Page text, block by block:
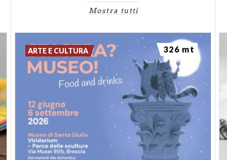
Mostra tutti
ARTE E CULTURA 326 mt